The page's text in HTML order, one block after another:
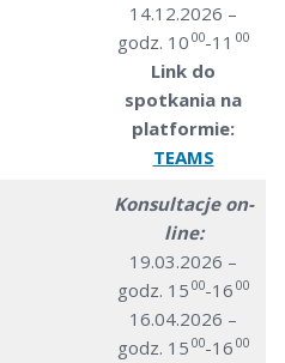
14.12.2026 –
godz. 10 00-11 00
Link do
spotkania na
platformie:
TEAMS
Konsultacje on-
line:
19.03.2026 –
godz. 15 00-16 00
16.04.2026 –
godz. 15 00-16 00